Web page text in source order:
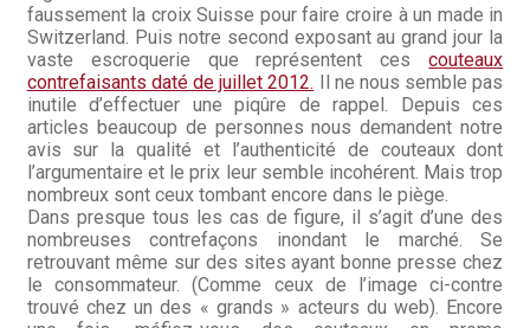
Mon Compte
Partenaires
Plan du site
Politique de confidentialité
Politique en matière de remboursements et de retours
faussement la croix Suisse pour faire croire à un made in
Switzerland. Puis notre second exposant au grand jour la
vaste escroquerie que représentent cescouteaux
contrefaisants daté de juillet 2012. Il ne nous semble pas
inutile d’effectuer une piqûre de rappel. Depuis ces
articles beaucoup de personnes nous demandent notre
avis sur la qualité et l’authenticité de couteaux dont
l’argumentaire et le prix leur semble incohérent. Mais trop
nombreux sont ceux tombant encore dans le piège.
Dans presque tous les cas de figure, il s’agit d’une des
nombreuses contrefaçons inondant le marché. Se
retrouvant même sur des sites ayant bonne presse chez
le consommateur. (Comme ceux de l’image ci-contre
trouvé chez un des « grands » acteurs du web). Encore